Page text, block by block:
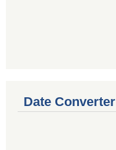
Date Converter